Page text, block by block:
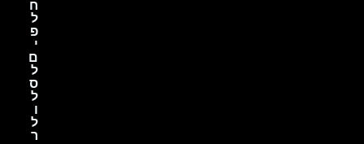
ח
ל
פ
י
ם
ל
ס
ל
ו
ל
ר